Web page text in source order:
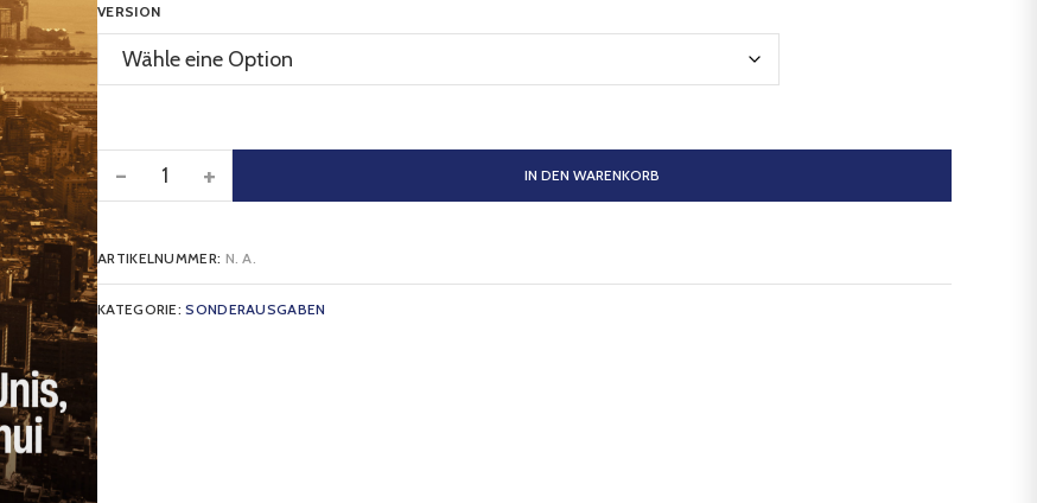
VERSION
+
- IN DEN WARENKORB
ARTIKELNUMMER: N. A.
KATEGORIE:SONDERAUSGABEN